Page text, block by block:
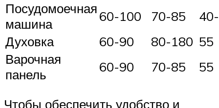
Посудомоечная
машина
60-100 70-85
Духовка
60-90 80-180 55
Варочная
панель
60-90 70-85 55
Чтобы обеспечить удобство и